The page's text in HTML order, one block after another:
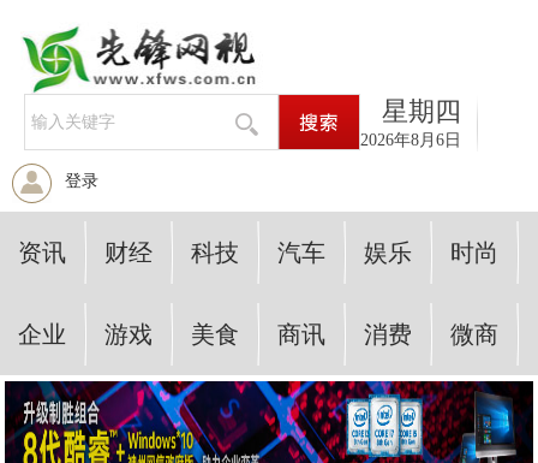
星期四
2026年8月6日
登录
资讯 财经 科技 汽车 娱乐 时尚
企业 游戏 美食 商讯 消费 微商